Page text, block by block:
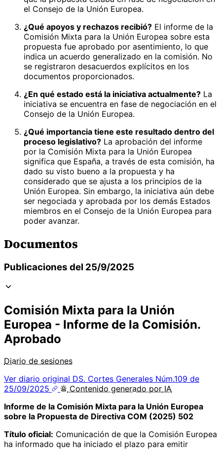
el Consejo de la Unión Europea.
¿Qué apoyos y rechazos recibió? El informe de la
Comisión Mixta para la Unión Europea sobre esta
propuesta fue aprobado por asentimiento, lo que
indica un acuerdo generalizado en la comisión. No
se registraron desacuerdos explícitos en los
documentos proporcionados.
¿En qué estado está la iniciativa actualmente? La
iniciativa se encuentra en fase de negociación en el
Consejo de la Unión Europea.
¿Qué importancia tiene este resultado dentro del
proceso legislativo? La aprobación del informe
por la Comisión Mixta para la Unión Europea
significa que España, a través de esta comisión, ha
dado su visto bueno a la propuesta y ha
considerado que se ajusta a los principios de la
Unión Europea. Sin embargo, la iniciativa aún debe
ser negociada y aprobada por los demás Estados
miembros en el Consejo de la Unión Europea para
poder avanzar.
Documentos
Publicaciones del 25/9/2025
Comisión Mixta para la Unión
Europea - Informe de la Comisión.
Aprobado
Diario de sesiones
Ver diario original DS. Cortes Generales Núm.109 de
25/09/2025
Contenido generado por IA
Informe de la Comisión Mixta para la Unión Europea
sobre la Propuesta de Directiva COM (2025) 502
Título oficial: Comunicación de que la Comisión Europea
ha informado que ha iniciado el plazo para emitir